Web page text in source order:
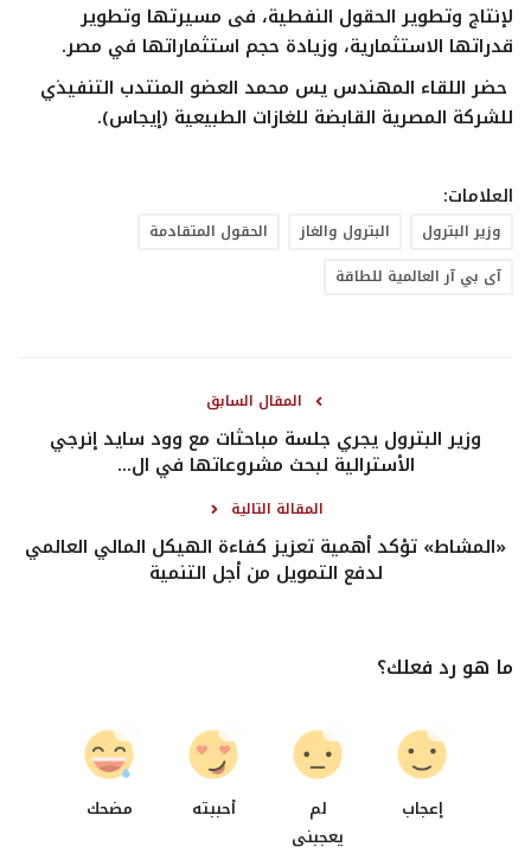
لإنتاج وتطوير الحقول النفطية، فى مسيرتها وتطوير
قدراتها الاستثمارية، وزيادة حجم استثماراتها في مصر.
حضر اللقاء المهندس يس محمد العضو المنتدب التنفيذي
للشركة المصرية القابضة للغازات الطبيعية (إيجاس).
العلامات:
وزير البترول البترول والغاز
الحقول المتقادمة
آى بي آر العالمية للطاقة
المقال السابق
وزير البترول يجري جلسة مباحثات مع وود سايد إنرجي
الأسترالية لبحث مشروعاتها في ال...
المقالة التالية
«المشاط» تؤكد أهمية تعزيز كفاءة الهيكل المالي العالمي
لدفع التمويل من أجل التنمية
ما هو رد فعلك؟
إعجاب
لم
يعجبنى
أحببته مضحك